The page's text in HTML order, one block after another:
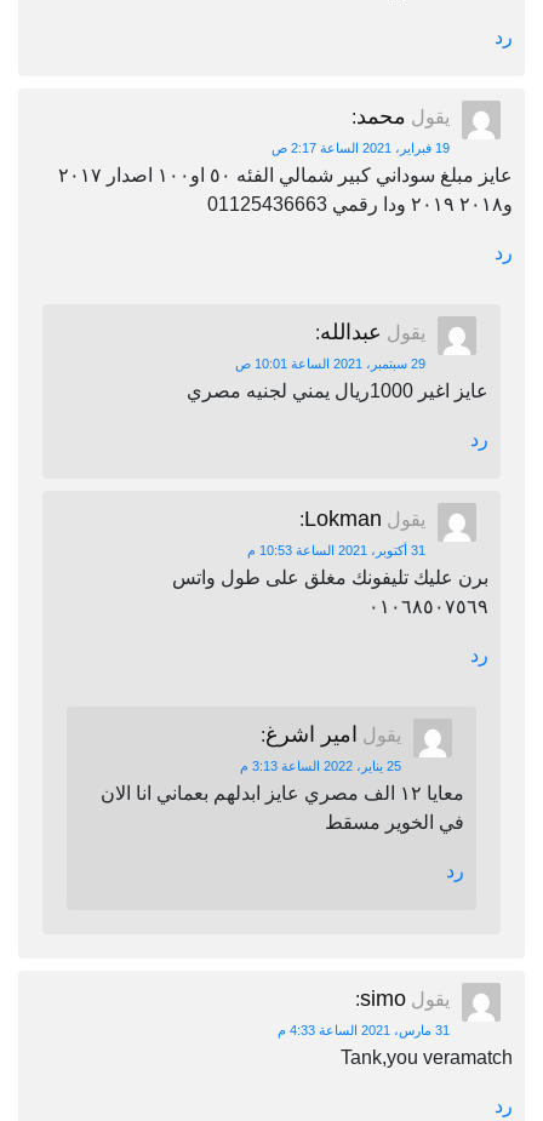
رد
يقول محمد:
19 فبراير، 2021 الساعة 2:17 ص
عايز مبلغ سوداني كبير شمالي الفئه ٥٠ او١٠٠ اصدار ٢٠١٧
و٢٠١٨ ٢٠١٩ ودا رقمي 01125436663
رد
يقول عبدالله:
29 سبتمبر، 2021 الساعة 10:01 ص
عايز اغير 1000ريال يمني لجنيه مصري
رد
يقول Lokman
:
31 أكتوبر، 2021 الساعة 10:53 م
برن عليك تليفونك مغلق على طول واتس
٠١٠٦٨٥٠٧٥٦٩
رد
يقول امير اشرغ:
25 يناير، 2022 الساعة 3:13 م
معايا ١٢ الف مصري عايز ابدلهم بعماني انا الان
في الخوير مسقط
رد
يقول simo
:
31 مارس، 2021 الساعة 4:33 م
Tank,you veramatch
رد